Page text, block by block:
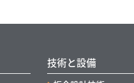
技術と設備